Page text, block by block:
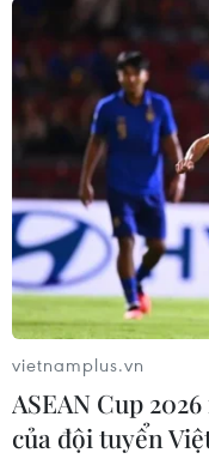
Đảng Quốc gia
tướng Prayut
nghị sỹ theo khu
theo danh sách
vietnamplus.vn
ASEAN Cup
của đội tuyển